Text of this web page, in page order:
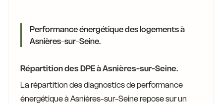
Performance énergétique des logements à
Asnières-sur-Seine.
Répartition des DPE à Asnières-sur-Seine.
La répartition des diagnostics de performance
énergétique à Asnières-sur-Seine repose sur un